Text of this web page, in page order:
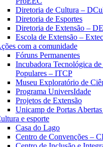
Diretoria de Cultura –
Diretoria de Esportes
Diretoria de Extensão –
Escola de Extensão –
com a comunidade
Fóruns Permanentes
Incubadora Tecnológica
Populares – ITCP
Museu Exploratório de
Programa UniversIdade
Projetos de Extensão
Unicamp de Portas
e esporte
Casa do Lago
Centro de Convenções –